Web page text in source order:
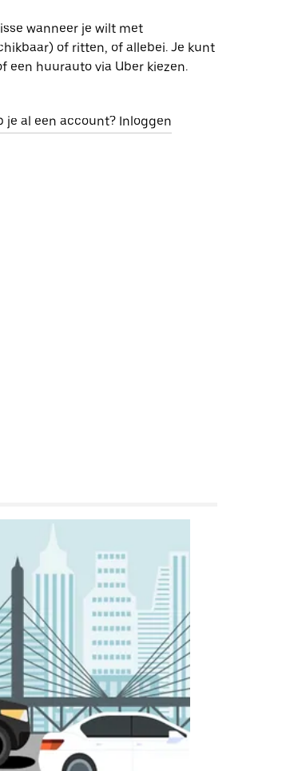
wanneer je wilt met
of ritten, of allebei. Je kunt
een huurauto via Uber kiezen.
je al een account? Inloggen